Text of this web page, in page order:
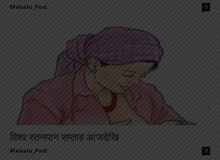
Makalu_Post 0
विश्व स्तनपान सप्ताह आजदेखि
Makalu_Post 0